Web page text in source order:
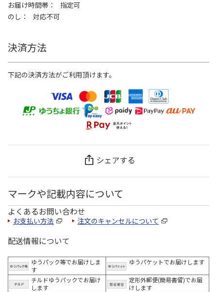
お届け時間帯
指定可
のし
対応不可
決済方法
下記の決済方法がご利用頂けます。
シェアする
マークや記載内容について
よくあるお問い合わせ
お支払い方法 注文のキャンセルについて
配送情報について
ゆうパック等でお届けしま
す
ゆうパケットでお届けします
チルドゆうパックでお届け
します
定形外郵便(簡易書留)でお届
けします